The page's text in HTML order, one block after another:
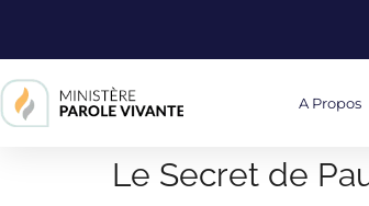
A Propos
Le Secret de